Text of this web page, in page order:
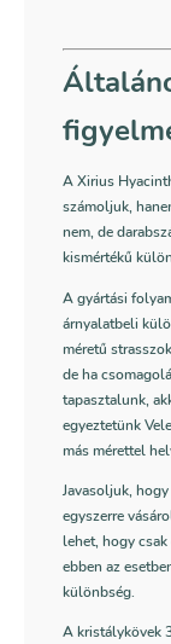
A Xirius
számoljuk,
nem, de
kismértékű
A gyártási
árnyalatbeli
méretű
de ha
tapasztalunk,
egyeztetünk
más mérettel
Javasoljuk,
egyszerre
lehet, hogy
ebben az
különbség.
A kristálykövek